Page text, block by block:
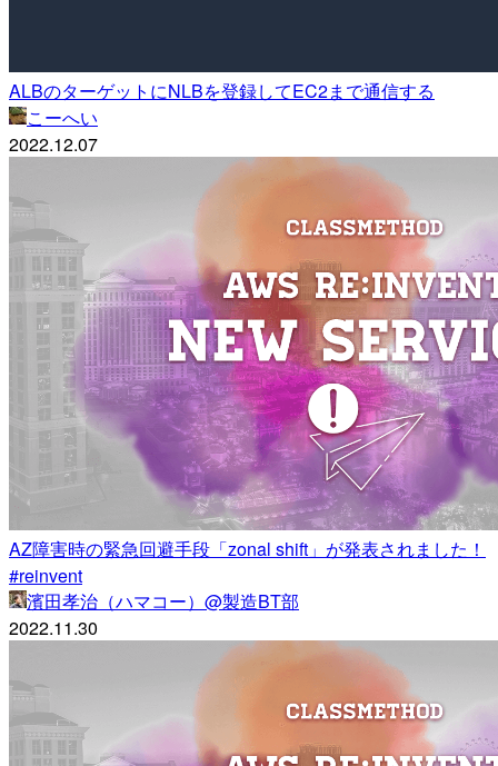
ALBのターゲットにNLBを登録してEC2まで通信する
こーへい
2022.12.07
AZ障害時の緊急回避手段「zonal shift」が発表されました！
#reinvent
濱田孝治（ハマコー）@製造BT部
2022.11.30